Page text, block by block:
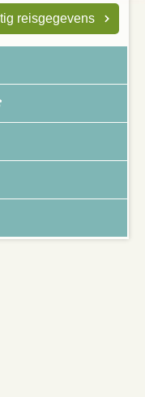
reisgegevens